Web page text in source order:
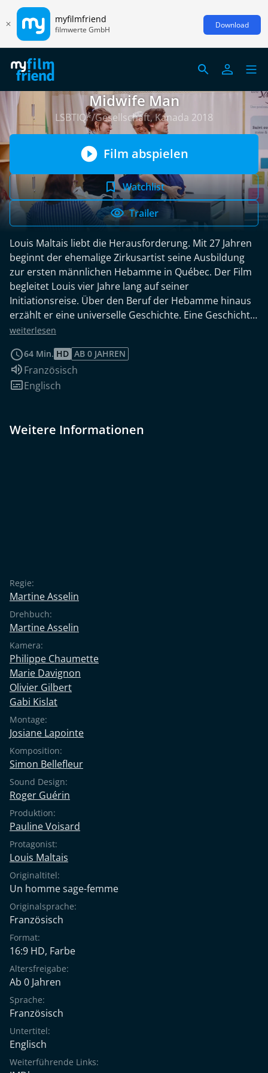
myfilmfriend
filmwerte GmbH Download
Midwife Man
LSBTIQ*/Gesellschaft, Kanada 2018
Film abspielen
Watchlist
Trailer
Louis Maltais liebt die Herausforderung. Mit 27 Jahren
beginnt der ehemalige Zirkusartist seine Ausbildung
zur ersten männlichen Hebamme in Québec. Der Film
begleitet Louis vier Jahre lang auf seiner
Initiationsreise. Über den Beruf der Hebamme hinaus
erzählt er eine universelle Geschichte. Eine Geschichte
der Transformation, die Geschichte eines Mannes, der
Meinungen entschlossen ist, seine Leidenschaft zu
leben.
weiterlesen
64 Min. HD AB 0 JAHREN
Sprache:
Französisch
Untertitel:
Englisch
Weitere Informationen
Regie:
Martine Asselin
Drehbuch:
Martine Asselin
Kamera:
Philippe Chaumette
Marie Davignon
Olivier Gilbert
Gabi Kislat
Montage:
Josiane Lapointe
Komposition:
Simon Bellefleur
Sound Design:
Roger Guérin
Produktion:
Pauline Voisard
Protagonist:
Louis Maltais
Originaltitel:
Un homme sage-femme
Originalsprache:
Französisch
Format:
16:9 HD, Farbe
Altersfreigabe:
Ab 0 Jahren
Sprache:
Französisch
Untertitel:
Englisch
Weiterführende Links: